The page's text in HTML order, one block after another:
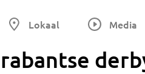
Lokaal Media